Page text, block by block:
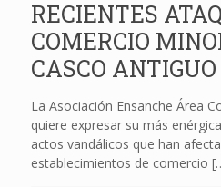
RECIENTES
COMERCIO
CASCO ANTIGUO
La Asociación Ensanche Área
quiere expresar su más
actos vandálicos que han
establecimientos de comercio